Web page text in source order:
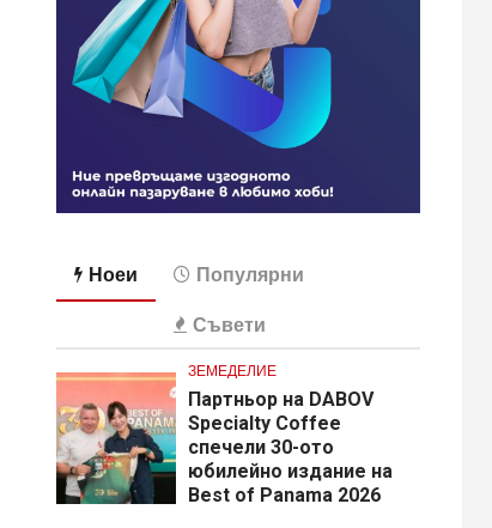
Ноеи
Популярни
Съвети
ЗЕМЕДЕЛИЕ
Партньор на DABOV
Specialty Coffee
спечели 30-ото
юбилейно издание на
Best of Panama 2026